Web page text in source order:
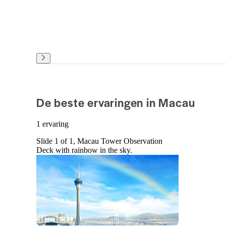
De beste ervaringen in Macau
1 ervaring
Slide 1 of 1, Macau Tower Observation
Deck with rainbow in the sky.